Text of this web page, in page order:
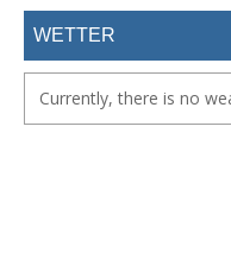
WETTER
Currently, there is no